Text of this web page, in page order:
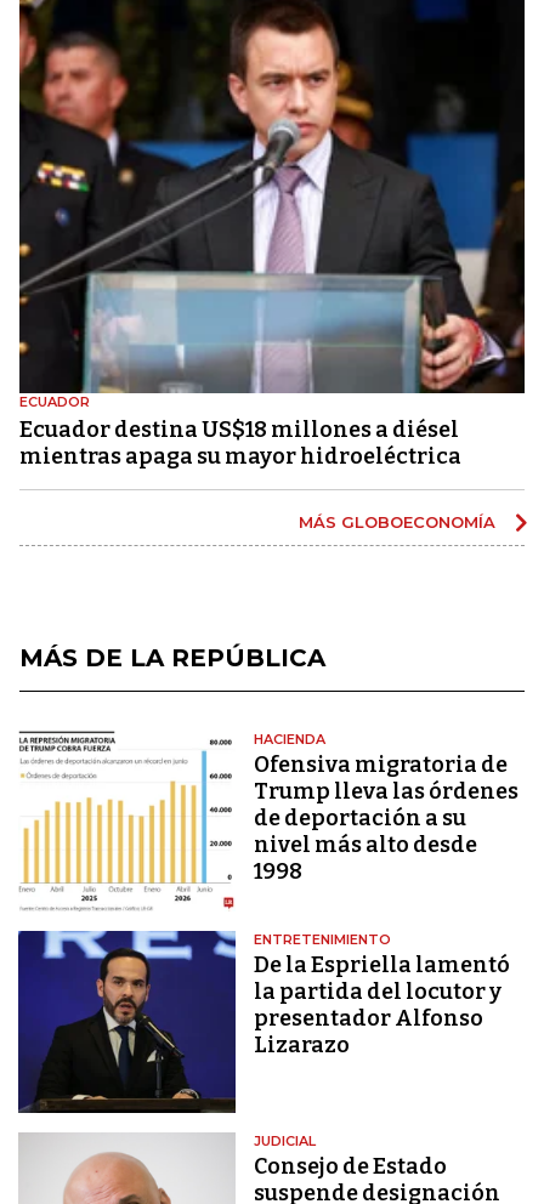
ECUADOR
Ecuador destina US$18 millones a diésel
mientras apaga su mayor hidroeléctrica
MÁS GLOBOECONOMÍA
MÁS DE LA REPÚBLICA
HACIENDA
Ofensiva migratoria de
Trump lleva las órdenes
de deportación a su
nivel más alto desde
1998
ENTRETENIMIENTO
De la Espriella lamentó
la partida del locutor y
presentador Alfonso
Lizarazo
JUDICIAL
Consejo de Estado
suspende designación